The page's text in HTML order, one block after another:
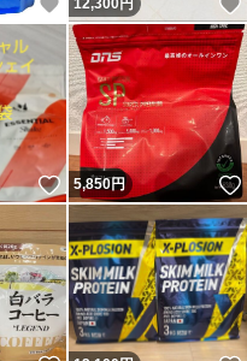
いいね！
12,300円
いいね！
5,850円